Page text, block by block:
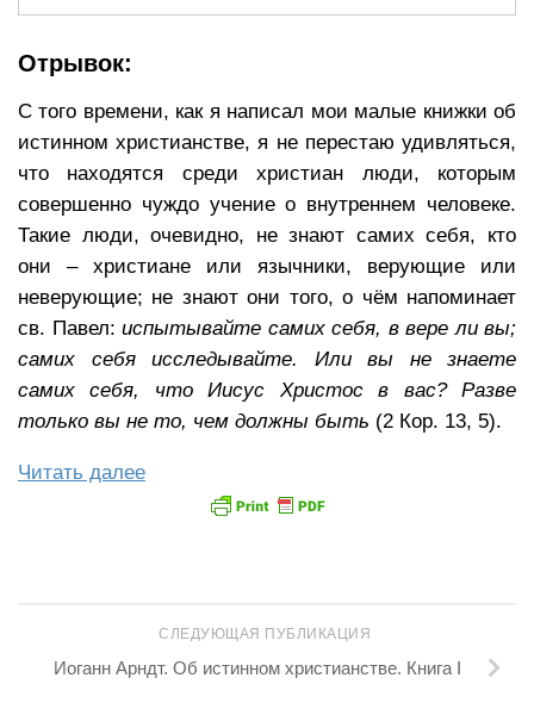
Отрывок:
С того времени, как я написал мои малые книжки об
истинном христианстве, я не перестаю удивляться,
что находятся среди христиан люди, которым
совершенно чуждо учение о внутреннем человеке.
Такие люди, очевидно, не знают самих себя, кто
они – христиане или язычники, верующие или
неверующие; не знают они того, о чём напоминает
св. Павел: испытывайте самих себя, в вере ли вы;
самих себя исследывайте. Или вы не знаете
самих себя, что Иисус Христос в вас? Разве
только вы не то, чем должны быть (2 Кор. 13, 5).
Читать далее
СЛЕДУЮЩАЯ ПУБЛИКАЦИЯ
Иоганн Арндт. Об истинном христианстве. Книга I